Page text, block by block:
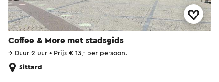
Coffee & More met stadsgids
→ Duur 2 uur • Prijs € 13,- per persoon.
Sittard